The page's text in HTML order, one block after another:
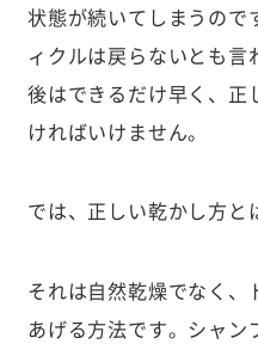
状態が続いてしまうので
ィクルは戻らないとも
後はできるだけ早く、正
ければいけません。
では、正しい乾かし方と
それは自然乾燥でなく、
あげる方法です。シャ